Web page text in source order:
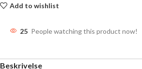
Add to wishlist
25 People watching this product now!
Beskrivelse